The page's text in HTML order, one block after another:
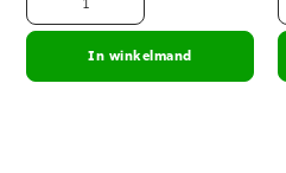
In winkelmand